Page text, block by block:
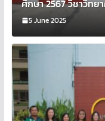
ศึกษา 2567 วิชาวิทย
5 June 2025